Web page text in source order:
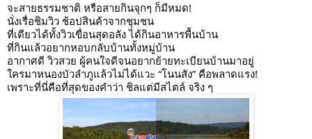
จะสายธรรมชาติ หรือสายกินจุกๆ ก็มีหมด!
นั่งเรื่อชิมวิว ช้อปสินค้าจากชุมชน
ที่เดียวได้ทั้งวิวเขื่อนสุดอลัง ได้กินอาหารพื้นบ้าน
ที่กินแล้วอยากหอบกลับบ้านทั้งหมู่บ้าน
อากาศดี วิวสวย ผู้คนใจดีจนอยากย้ายทะเบียนบ้านมาอยู่
ใครมาหนองบัวลำภูแล้วไม่ได้แวะ “โนนสัง” คือพลาดแรง!
เพราะที่นี่คือที่สุดของคำว่า ชิลแต่มีสไตล์ จริง ๆ